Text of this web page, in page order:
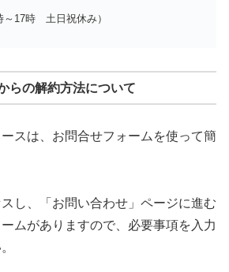
～17時 土日祝休み）
らの解約方法について
スは、お問合せフォームを使って簡
し、「お問い合わせ」ページに進む
ムがありますので、必要事項を入力